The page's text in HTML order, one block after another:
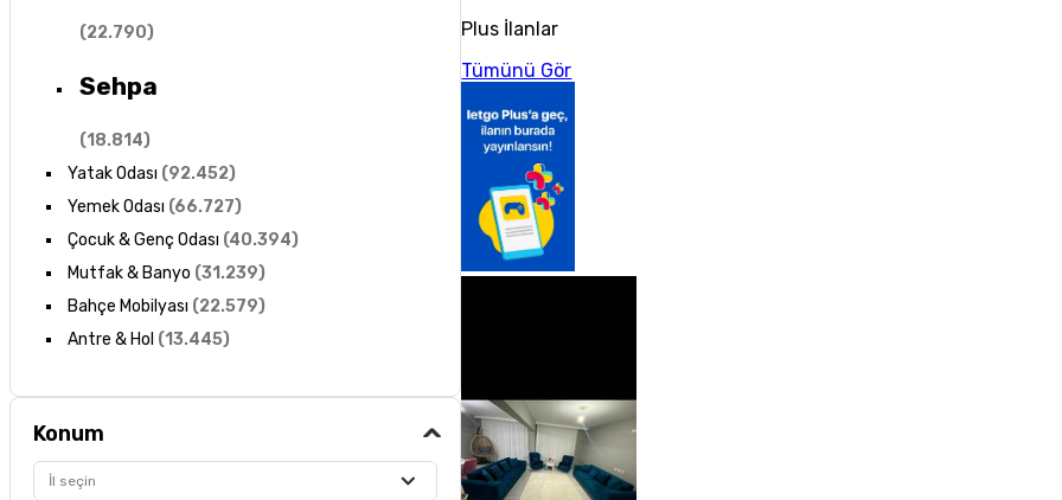
(22.790)
Sehpa
(18.814)
Yatak Odası (92.452)
Yemek Odası (66.727)
Çocuk & Genç Odası (40.394)
Mutfak & Banyo (31.239)
Bahçe Mobilyası (22.579)
Antre & Hol (13.445)
Konum
İl seçin
Plus İlanlar
Tümünü Gör